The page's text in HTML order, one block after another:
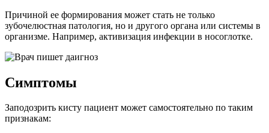
Причиной ее формирования может стать не только
зубочелюстная патология, но и другого органа или системы в
организме. Например, активизация инфекции в носоглотке.
Симптомы
Заподозрить кисту пациент может самостоятельно по таким
признакам: